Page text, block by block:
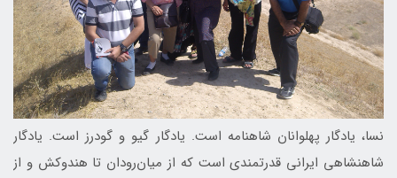
نسا، یادگار پهلوانان شاهنامه است. یادگار گیو و گودرز است. یادگار
شاهنشاهی ایرانی قدرتمندی است که از میان‌رودان تا هندوکش و از